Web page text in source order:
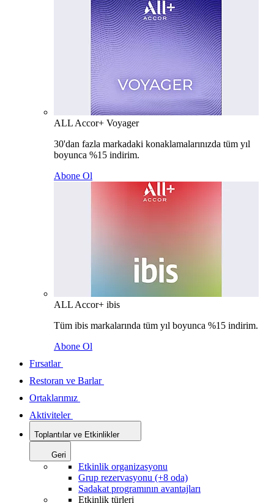
ALL Accor+ Voyager
30'dan fazla markadaki konaklamalarınızda tüm yıl
boyunca %15 indirim.
Abone Ol
ALL Accor+ ibis
Tüm ibis markalarında tüm yıl boyunca %15 indirim.
Abone Ol
Fırsatlar
Restoran ve Barlar
Ortaklarımız
Aktiviteler
Toplantılar ve Etkinlikler
Geri
Etkinlik organizasyonu
Grup rezervasyonu (+8 oda)
Sadakat programının avantajları
Etkinlik türleri